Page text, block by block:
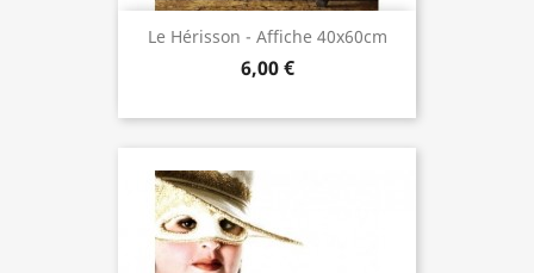
Le Hérisson - Affiche 40x60cm
6,00 €